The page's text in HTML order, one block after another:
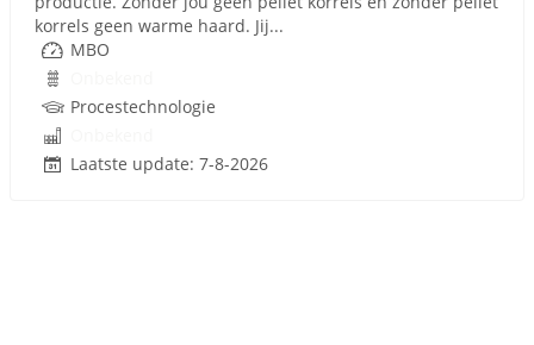
korrels geen warme haard. Jij...
MBO
Procestechnologie
Laatste update: 7-8-2026